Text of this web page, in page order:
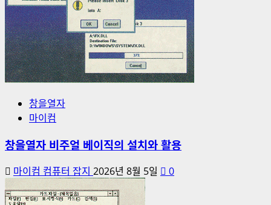
창을열자
마이컴
창을열자 비주얼 베이직의 설치와 활용
마이컴 컴퓨터 잡지 2026년 8월 5일 0